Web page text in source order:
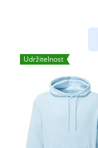
Udržitelnost